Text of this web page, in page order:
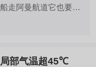
走阿曼航道它也要阻
部气温超45℃